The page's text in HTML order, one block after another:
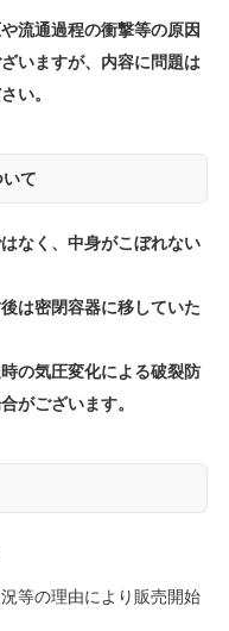
流通過程の衝撃等の原因
いますが、内容に問題は
い。
て
なく、中身がこぼれない
は密閉容器に移していた
の気圧変化による破裂防
がございます。
等の理由により販売開始